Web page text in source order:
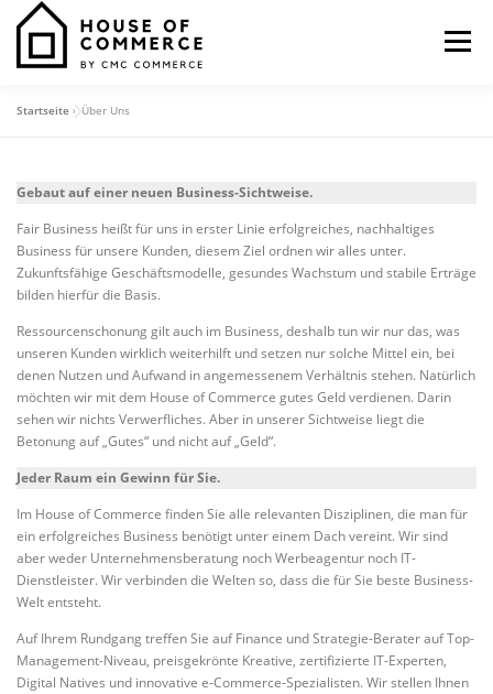
Inhalt
springen
Menü
FUNDAMENT
DIGITALE KUNDENKARTE
Startseite »Über Uns
Gebaut auf einer neuen Business-Sichtweise.
Fair Business heißt für uns in erster Linie erfolgreiches, nachhaltiges
Business für unsere Kunden, diesem Ziel ordnen wir alles unter.
Zukunftsfähige Geschäftsmodelle, gesundes Wachstum und stabile Erträge
bilden hierfür die Basis.
Ressourcenschonung gilt auch im Business, deshalb tun wir nur das, was
unseren Kunden wirklich weiterhilft und setzen nur solche Mittel ein, bei
denen Nutzen und Aufwand in angemessenem Verhältnis stehen. Natürlich
möchten wir mit dem House of Commerce gutes Geld verdienen. Darin
sehen wir nichts Verwerfliches. Aber in unserer Sichtweise liegt die
Betonung auf „Gutes“ und nicht auf „Geld“.
Jeder Raum ein Gewinn für Sie.
Im House of Commerce finden Sie alle relevanten Disziplinen, die man für
ein erfolgreiches Business benötigt unter einem Dach vereint. Wir sind
aber weder Unternehmensberatung noch Werbeagentur noch IT-
Dienstleister. Wir verbinden die Welten so, dass die für Sie beste Business-
Welt entsteht.
Auf Ihrem Rundgang treffen Sie auf Finance und Strategie-Berater auf Top-
Management-Niveau, preisgekrönte Kreative, zertifizierte IT-Experten,
Digital Natives und innovative e-Commerce-Spezialisten. Wir stellen Ihnen